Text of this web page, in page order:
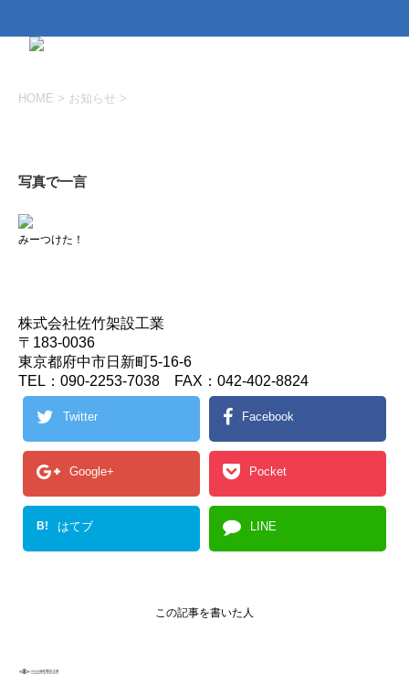
HOME > お知らせ >
写真で一言
みーつけた！
株式会社佐竹架設工業
〒183-0036
東京都府中市日新町5-16-6
TEL：090-2253-7038 FAX：042-402-8824
Twitter Facebook
Google+ Pocket
B! はてブ LINE
この記事を書いた人